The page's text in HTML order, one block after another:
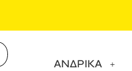
ΑΝΔΡΙΚΑ